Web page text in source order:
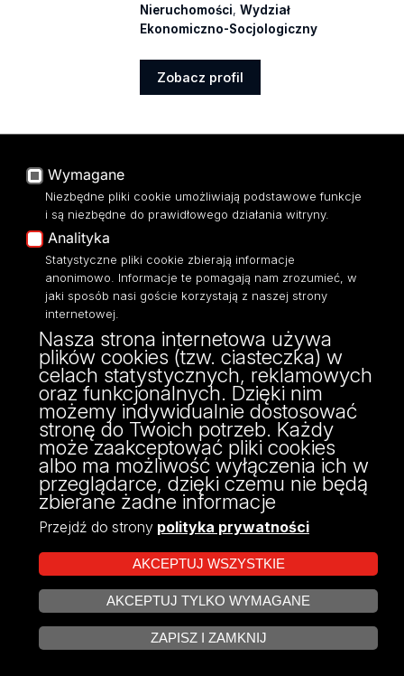
Nieruchomości,Wydział
Ekonomiczno-Socjologiczny
Zobacz profil
Stanowisko:
profesor uczelni
Ekonomiczno-Socjologiczny
Zobacz
profil
drSvitlana Kudrenko
Stanowisko: adiunkt
Pracuje w: Katedra Analiz Systemów
Społeczno-Ekologicznych ,Wydział
Ekonomiczno-Socjologiczny
Zobacz profil
Zobacz
profil
drIwona Kukulak-Dolata
Wymagane
Niezbędne pliki cookie umożliwiają podstawowe funkcje
i są niezbędne do prawidłowego działania witryny.
Analityka
Statystyczne pliki cookie zbierają informacje
anonimowo. Informacje te pomagają nam zrozumieć, w
jaki sposób nasi goście korzystają z naszej strony
internetowej.
Nasza strona internetowa używa
plików cookies (tzw. ciasteczka) w
celach statystycznych, reklamowych
oraz funkcjonalnych. Dzięki nim
możemy indywidualnie dostosować
stronę do Twoich potrzeb. Każdy
może zaakceptować pliki cookies
albo ma możliwość wyłączenia ich w
przeglądarce, dzięki czemu nie będą
zbierane żadne informacje
Przejdź do strony polityka prywatności
AKCEPTUJ WSZYSTKIE
AKCEPTUJ TYLKO WYMAGANE
ZAPISZ I ZAMKNIJ
ZARZĄDZAJ COOKIES